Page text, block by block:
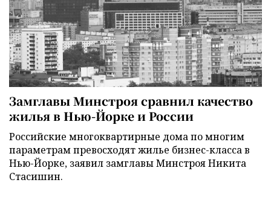
Замглавы Минстроя сравнил качество
жилья в Нью-Йорке и России
Российские многоквартирные дома по многим
параметрам превосходят жилье бизнес-класса в
Нью-Йорке, заявил замглавы Минстроя Никита
Стасишин.